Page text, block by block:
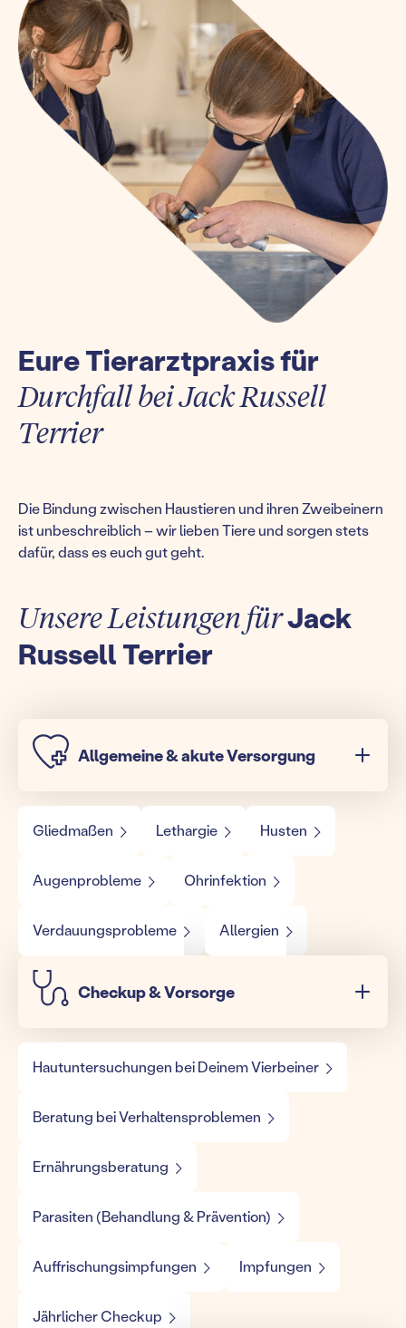
Eure Tierarztpraxis für
Durchfall bei Jack Russell
Terrier
Die Bindung zwischen Haustieren und ihren Zweibeinern
ist unbeschreiblich – wir lieben Tiere und sorgen stets
dafür, dass es euch gut geht.
Unsere Leistungen fürJack
Russell Terrier
Allgemeine & akute Versorgung
Gliedmaßen Lethargie Husten
Augenprobleme Ohrinfektion
Verdauungsprobleme Allergien
Checkup & Vorsorge
Hautuntersuchungen bei Deinem Vierbeiner
Beratung bei Verhaltensproblemen
Ernährungsberatung
Parasiten (Behandlung & Prävention)
Auffrischungsimpfungen Impfungen
Jährlicher Checkup